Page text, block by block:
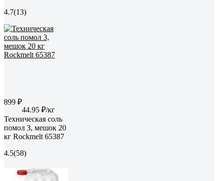
4.7(13)
899 ₽
44.95 ₽/кг
Техническая соль
помол 3, мешок 20
кг Rockmelt 65387
4.5(58)